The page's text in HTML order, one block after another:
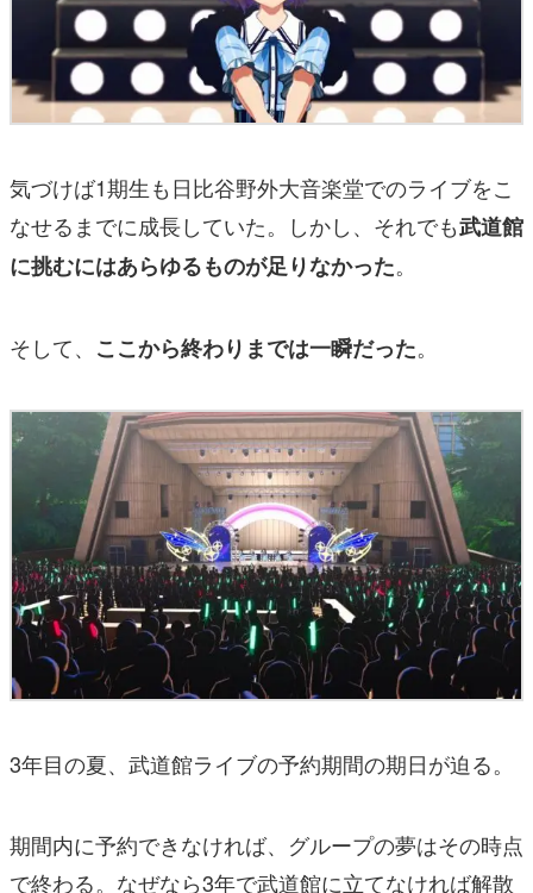
気づけば1期生も日比谷野外大音楽堂でのライブをこ
なせるまでに成長していた。しかし、それでも武道館
に挑むにはあらゆるものが足りなかった。
そして、 ここから終わりまでは一瞬だった。
3年目の夏、武道館ライブの予約期間の期日が迫る。
期間内に予約できなければ、グループの夢はその時点
で終わる。なぜなら3年で武道館に立てなければ解散